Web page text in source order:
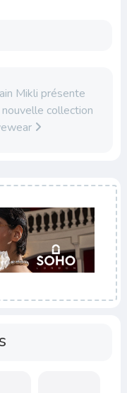
Mikli présente
nouvelle collection